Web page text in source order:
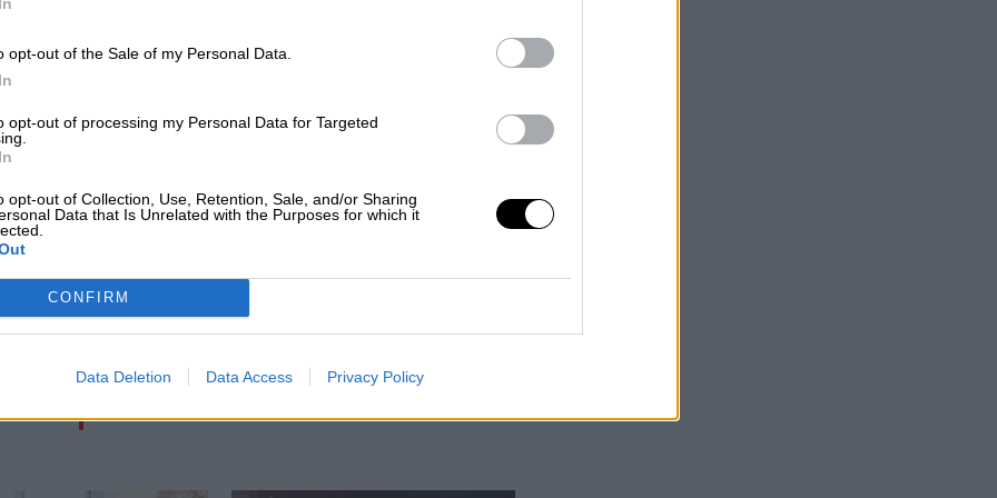
opt-out of the Sale of my Personal Data.
opt-out of processing my Personal Data for Targeted
opt-out of Collection, Use, Retention, Sale, and/or Sharing
Data that Is Unrelated with the Purposes for which it
CONFIRM
Data Deletion Data Access Privacy Policy
RELACIONADAS
Esperamos que Pedro Sánchez recupere